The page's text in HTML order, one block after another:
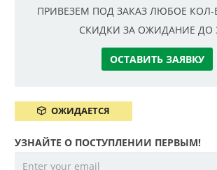
ПРИВЕЗЕМ ПОД ЗАКАЗ ЛЮБОЕ КОЛ-
СКИДКИ ЗА ОЖИДАНИЕ ДО
ОСТАВИТЬ ЗАЯВКУ
ОЖИДАЕТСЯ
УЗНАЙТЕ О ПОСТУПЛЕНИИ ПЕРВЫМ!